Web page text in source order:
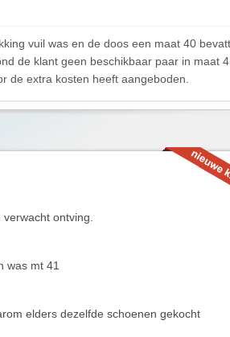
vuil was en de doos een maat 40
de klant geen beschikbaar paar in maat
de extra kosten heeft aangeboden.
ontving.
was mt 41
elders dezelfde schoenen gekocht